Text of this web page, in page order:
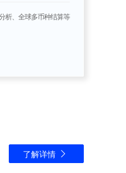
析、全球多币种结算等
了解详情